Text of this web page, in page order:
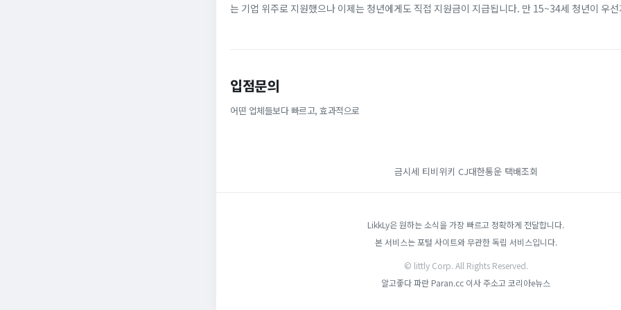
는 기업 위주로 지원했으나 이제는 청년에게도 직접 지원금이 지급됩니다. 만 15~34세 청년이 우
입점문의
어떤 업체들보다 빠르고, 효과적으로
금시세 티비위키 CJ대한통운 택배조회
LikkLy은 원하는 소식을 가장 빠르고 정확하게 전달합니다.
본 서비스는 포털 사이트와 무관한 독립 서비스입니다.
© littly Corp. All Rights Reserved.
알고좋다파란 Paran.cc 이사주소고 코리아e뉴스